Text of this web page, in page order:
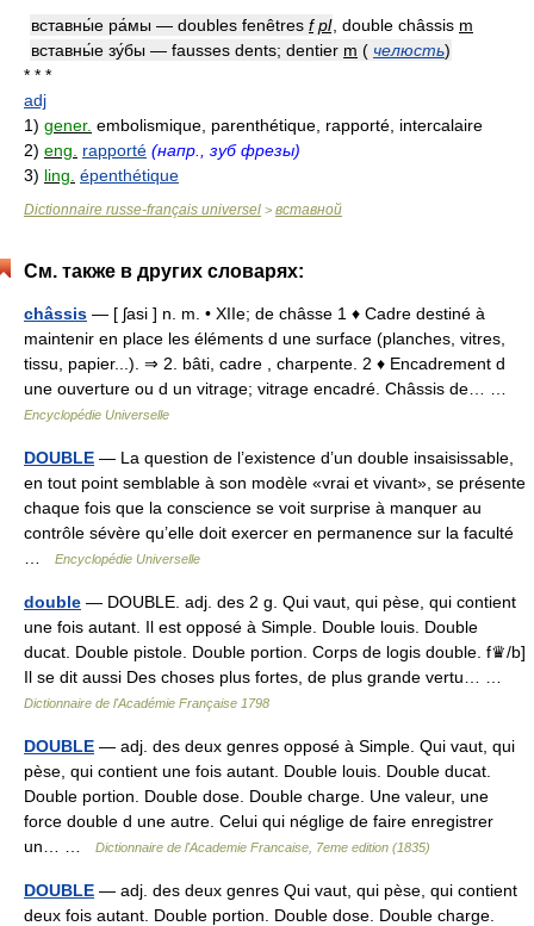
вставны́е ра́мы — doubles fenêtres f pl , double châssis m
вставны́е зу́бы — fausses dents; dentier m ( челюсть)
* * *
adj
1) gener. embolismique, parenthétique, rapporté, intercalaire
2) eng. rapporté (напр., зуб фрезы)
3) ling. épenthétique
Dictionnaire russe-français universel > вставной
См. также в других словарях:
châssis — [ ʃasi ] n. m. • XIIe; de châsse 1 ♦ Cadre destiné à
maintenir en place les éléments d une surface (planches, vitres,
tissu, papier...). ⇒ 2. bâti, cadre , charpente. 2 ♦ Encadrement d
une ouverture ou d un vitrage; vitrage encadré. Châssis de… …
Encyclopédie Universelle
DOUBLE — La question de l’existence d’un double insaisissable,
en tout point semblable à son modèle «vrai et vivant», se présente
chaque fois que la conscience se voit surprise à manquer au
contrôle sévère qu’elle doit exercer en permanence sur la faculté
Encyclopédie Universelle
double — DOUBLE. adj. des 2 g. Qui vaut, qui pèse, qui contient
une fois autant. Il est opposé à Simple. Double louis. Double
ducat. Double pistole. Double portion. Corps de logis double. f♛/b]
Il se dit aussi Des choses plus fortes, de plus grande vertu… …
Dictionnaire de l'Académie Française 1798
DOUBLE — adj. des deux genres opposé à Simple. Qui vaut, qui
pèse, qui contient une fois autant. Double louis. Double ducat.
Double portion. Double dose. Double charge. Une valeur, une
force double d une autre. Celui qui néglige de faire enregistrer
un… …
Dictionnaire de l'Academie Francaise, 7eme edition (1835)
DOUBLE — adj. des deux genres Qui vaut, qui pèse, qui contient
deux fois autant. Double portion. Double dose. Double charge.